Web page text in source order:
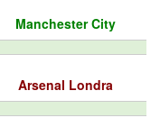
Manchester City
Arsenal Londra